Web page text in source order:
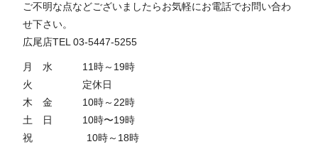
ご不明な点などございましたらお気軽にお電話でお問い合わ
せ下さい。
広尾店TEL 03-5447-5255
月 水 11時～19時
火 定休日
木 金 10時～22時
土 日 10時〜19時
祝 10時～18時